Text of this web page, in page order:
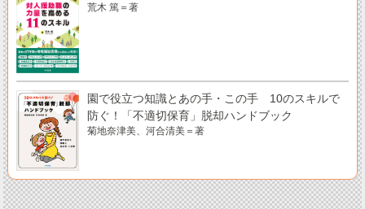
荒木 篤＝著
園で役立つ知識とあの手・この手 10のスキルで
防ぐ！「不適切保育」脱却ハンドブック
菊地奈津美、河合清美＝著